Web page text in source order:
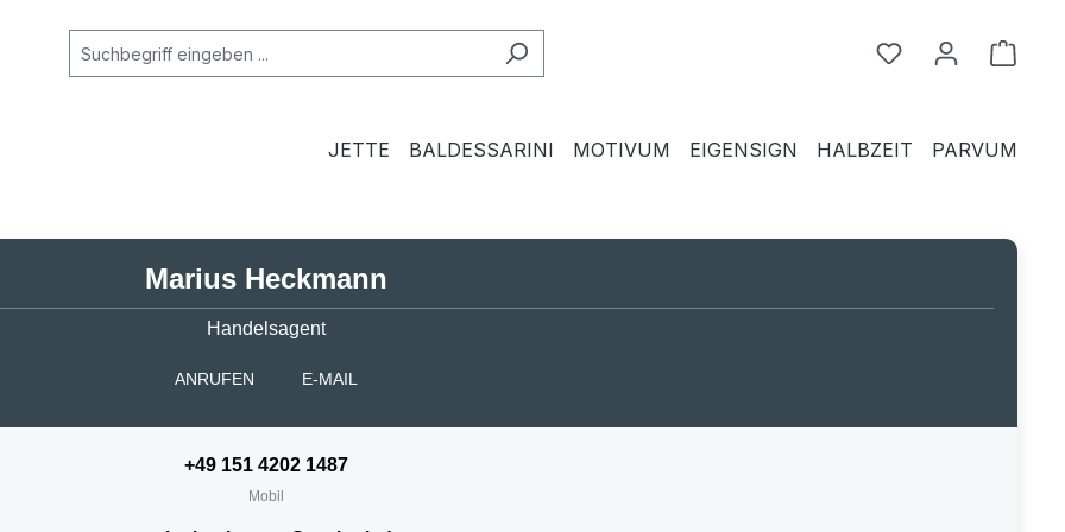
Du hast 0
JETTE BALDESSARINI MOTIVUM EIGENSIGN HALBZEIT PARVUM
Marius Heckmann
Handelsagent
ANRUFEN E-MAIL
+49 151 4202 1487
Mobil